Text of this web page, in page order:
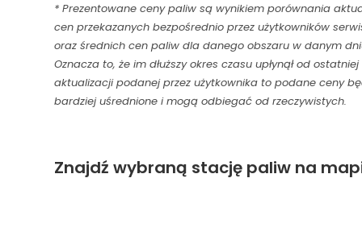
* Prezentowane ceny paliw są wynikiem porównania
cen przekazanych bezpośrednio przez użytkowników
oraz średnich cen paliw dla danego obszaru w danym
Oznacza to, że im dłuższy okres czasu upłynął od ostatniej
aktualizacji podanej przez użytkownika to podane ceny
bardziej uśrednione i mogą odbiegać od rzeczywistych.
Znajdź wybraną stację paliw na